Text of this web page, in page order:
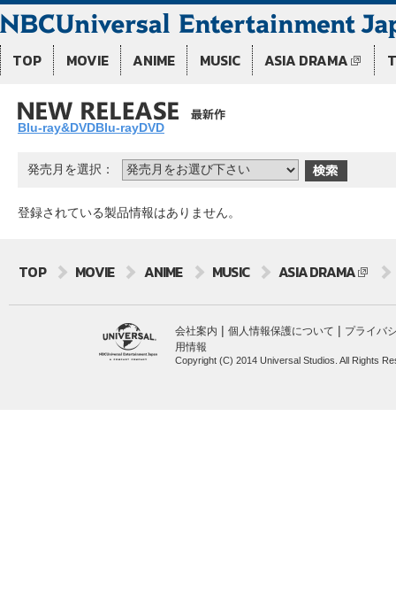
TOP MOVIE ANIME MUSIC ASIA DRAMA
Blu-ray&DVDBlu-rayDVD
発売月を選択：
登録されている製品情報はありません。
TOP MOVIE ANIME MUSIC ASIA DRAMA
会社案内 | 個人情報保護について | プライバ
用情報
Copyright (C) 2014 Universal Studios. All Rights